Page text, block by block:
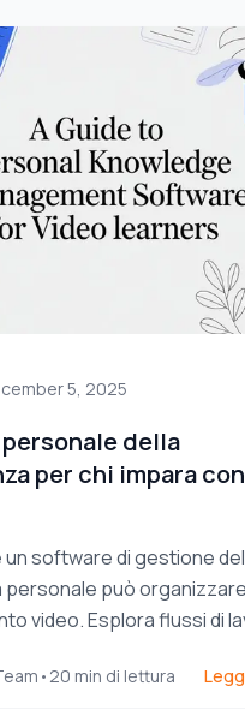
5, 2025
della
per chi impara
software di gestione
può
video. Esplora flussi di
• 20 min di lettura